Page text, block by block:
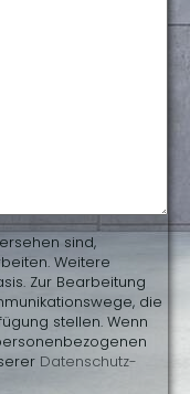
sind,
Weitere
Zur Bearbeitung
die
stellen. Wenn
Daten­schutz­